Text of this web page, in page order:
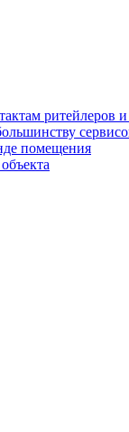
ритейлеров
помещения